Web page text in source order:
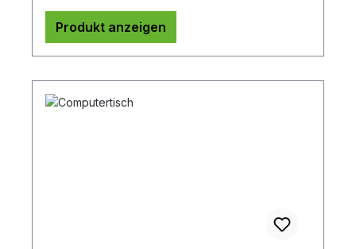
Produkt anzeigen